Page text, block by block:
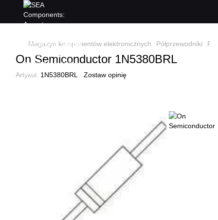
Magazyn komponentów elektronicznych Półprzewodniki
On Semiconductor 1N5380BRL
Artykuł: 1N5380BRL Zostaw opinię